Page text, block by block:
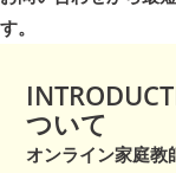
す。
ついて
オンライン家庭教